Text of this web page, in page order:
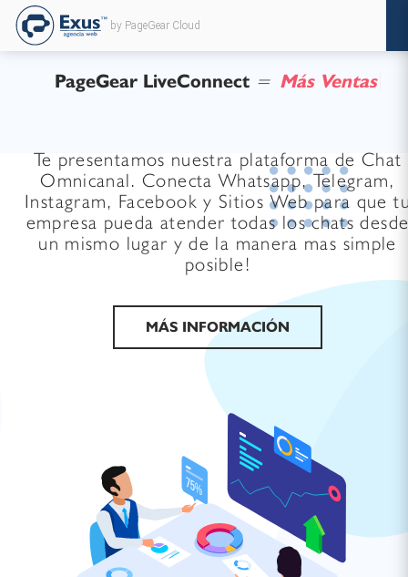
by PageGear Cloud
PageGear LiveConnect = Más Ventas
Te presentamos nuestra plataforma de Chat
Omnicanal. Conecta Whatsapp, Telegram,
Instagram, Facebook y Sitios Web para que
empresa pueda atender todas los chats
un mismo lugar y de la manera mas simple
posible!
MÁS INFORMACIÓN